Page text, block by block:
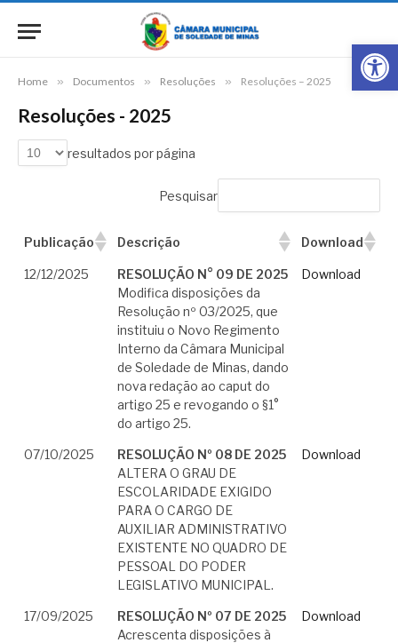
Barra de
Home » Documentos » Resoluções » Resoluções – 2025
Resoluções - 2025
resultados por página
Pesquisar
Publicação Descrição Download
12/12/2025
RESOLUÇÃO N° 09 DE 2025
Modifica disposições da
Resolução nº 03/2025, que
instituiu o Novo Regimento
Interno da Câmara Municipal
de Soledade de Minas, dando
nova redação ao caput do
artigo 25 e revogando o §1°
do artigo 25.
Download
07/10/2025
RESOLUÇÃO Nº 08 DE 2025
ALTERA O GRAU DE
ESCOLARIDADE EXIGIDO
PARA O CARGO DE
AUXILIAR ADMINISTRATIVO
EXISTENTE NO QUADRO DE
PESSOAL DO PODER
LEGISLATIVO MUNICIPAL.
Download
17/09/2025
RESOLUÇÃO Nº 07 DE 2025
Acrescenta disposições à
Download